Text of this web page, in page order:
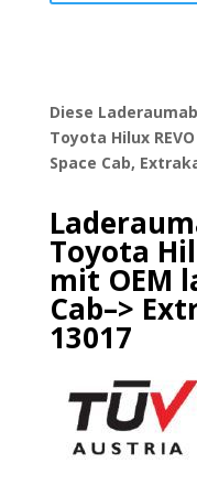
Diese
Toyota Hilux
Space Cab,
Toyota
mit OEM
Cab–>
13017